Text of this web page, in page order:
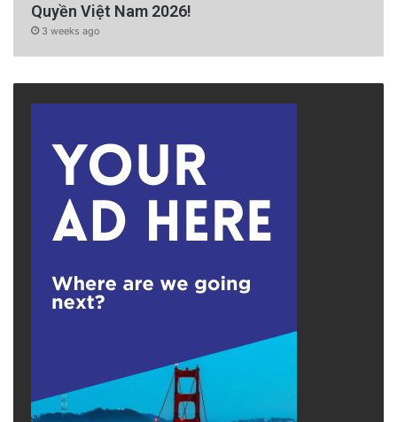
Quyền Việt Nam 2026!
3 weeks ago